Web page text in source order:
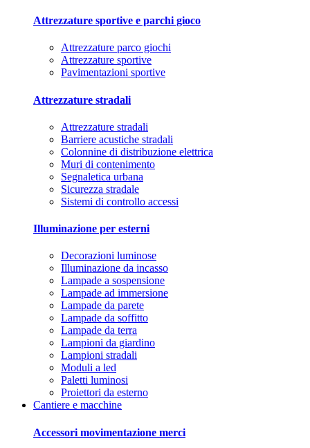
Attrezzature sportive e parchi gioco
Attrezzature parco giochi
Attrezzature sportive
Pavimentazioni sportive
Attrezzature stradali
Attrezzature stradali
Barriere acustiche stradali
Colonnine di distribuzione elettrica
Muri di contenimento
Segnaletica urbana
Sicurezza stradale
Sistemi di controllo accessi
Illuminazione per esterni
Decorazioni luminose
Illuminazione da incasso
Lampade a sospensione
Lampade ad immersione
Lampade da parete
Lampade da soffitto
Lampade da terra
Lampioni da giardino
Lampioni stradali
Moduli a led
Paletti luminosi
Proiettori da esterno
Cantiere e macchine
Accessori movimentazione merci